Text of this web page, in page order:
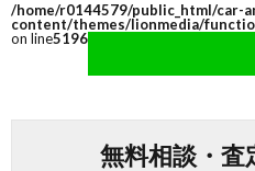
/home/r0144579/public_html/car-
content/themes/lionmedia/
on line5196
無料相談・査